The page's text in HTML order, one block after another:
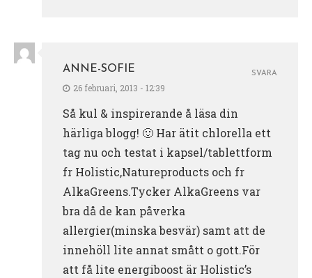
ANNE-SOFIE
26 februari, 2013 - 12:39
Så kul & inspirerande å läsa din
härliga blogg! 🙂 Har ätit chlorella ett
tag nu och testat i kapsel/tablettform
fr Holistic,Natureproducts och fr
AlkaGreens.Tycker AlkaGreens var
bra då de kan påverka
allergier(minska besvär) samt att de
innehöll lite annat smått o gott.För
att få lite energiboost är Holistic’s
SVARA